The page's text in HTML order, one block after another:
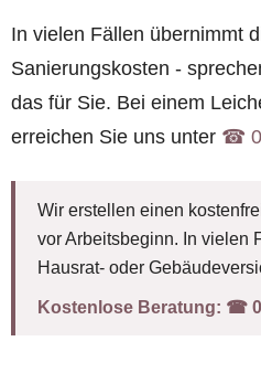
In vielen Fällen übernimmt
Sanierungskosten -
das für Sie. Bei einem
erreichen Sie uns unter ☎︎
Wir erstellen einen
vor Arbeitsbeginn. In vielen
Hausrat- oder
Kostenlose Beratung: ☎︎